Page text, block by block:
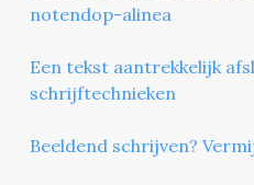
notendop-alinea
Een tekst aantrekkelijk
schrijftechnieken
Beeldend schrijven?